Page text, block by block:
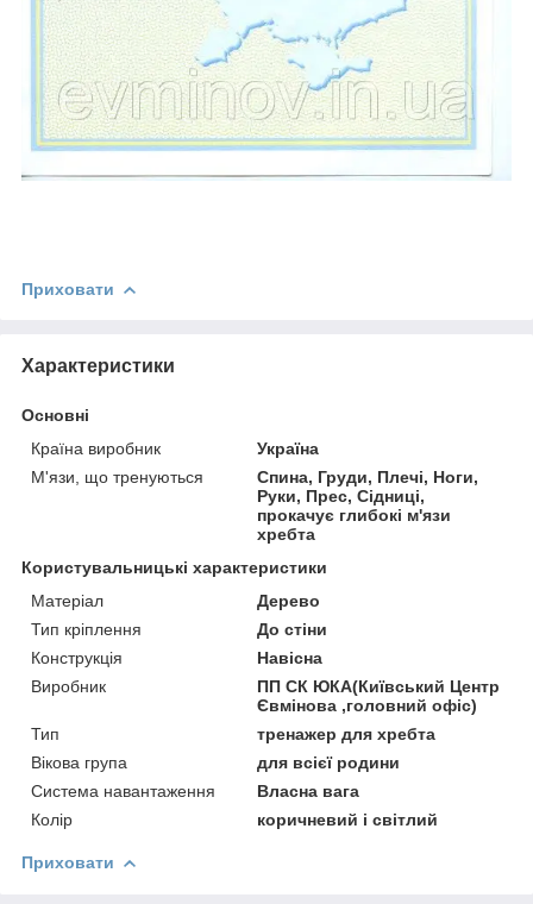
Приховати
Характеристики
Основні
Країна виробник
Україна
М'язи, що тренуються
Спина, Груди, Плечі, Ноги,
Руки, Прес, Сідниці,
прокачує глибокі м'язи
хребта
Користувальницькі характеристики
Матеріал
Дерево
Тип кріплення
До стіни
Конструкція
Навісна
Виробник
ПП СК ЮКА(Київський Центр
Євмінова ,головний офіс)
Тип
тренажер для хребта
Вікова група
для всієї родини
Система навантаження
Власна вага
Колір
коричневий і світлий
Приховати